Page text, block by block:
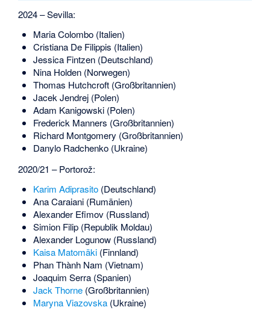
2024 – Sevilla:
Maria Colombo(Italien)
Cristiana De Filippis (Italien)
Jessica Fintzen(Deutschland)
Nina Holden(Norwegen)
Thomas Hutchcroft(Großbritannien)
Jacek Jendrej(Polen)
Adam Kanigowski(Polen)
Frederick Manners (Großbritannien)
Richard Montgomery (Großbritannien)
Danylo Radchenko(Ukraine)
2020/21 – Portorož:
Karim Adiprasito(Deutschland)
Ana Caraiani(Rumänien)
Alexander Efimov(Russland)
Simion Filip(Republik Moldau)
Alexander Logunow(Russland)
Kaisa Matomäki(Finnland)
Phan Thành Nam (Vietnam)
Joaquim Serra(Spanien)
Jack Thorne(Großbritannien)
Maryna Viazovska(Ukraine)